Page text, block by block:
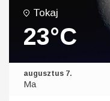
Tokaj
23°C
augusztus 7.
Ma